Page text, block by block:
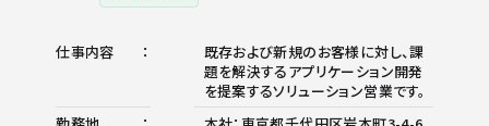
仕事内容
既存および新規のお客様に対し、課
題を解決するアプリケーション開発
を提案するソリューション営業です。